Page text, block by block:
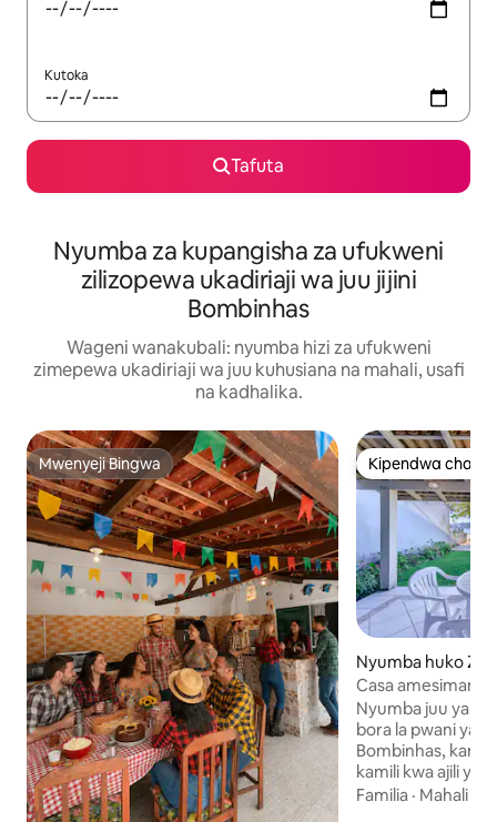
Kutoka
Tafuta
Nyumba za kupangisha za ufukweni
zilizopewa ukadiriaji wa juu jijini
Bombinhas
Wageni wanakubali: nyumba hizi za ufukweni
zimepewa ukadiriaji wa juu kuhusiana na mahali, usafi
na kadhalika.
Mwenyeji Bingwa
Mwenyeji Bingwa Kipendwa cha
Kipendwa cha
Nyumba huko
Casa
kwenye pwani ya
Nyumba juu ya
bora la pwani ya
Bombinhas,
kamili kwa ajili ya
kiyoyozi
Familia · Mahali